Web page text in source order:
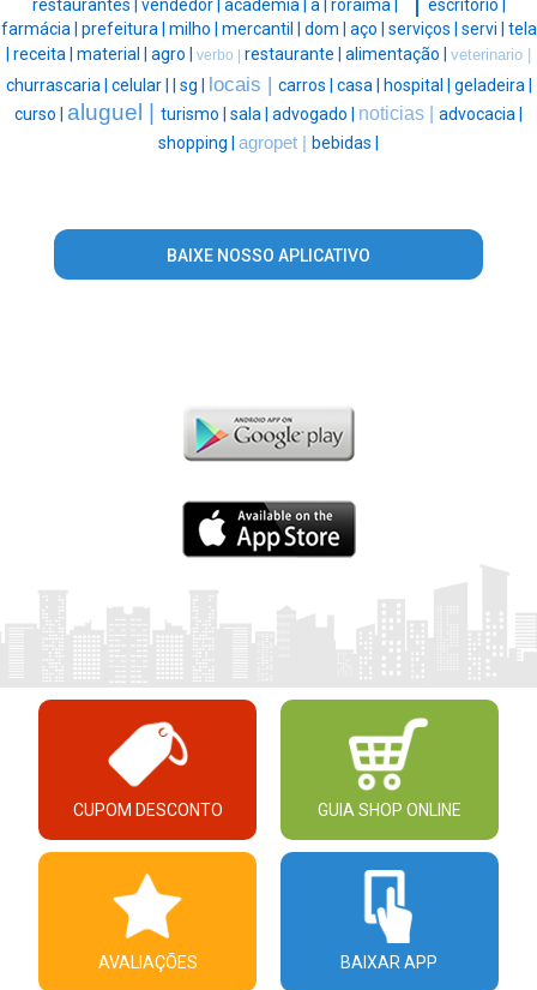
restaurantes | vendedor | academia | a | roraima |
escritorio |
farmácia | prefeitura | milho | mercantil | dom | aço | serviços | servi | tela
| receita | material | agro | verbo | restaurante | alimentação | veterinario |
churrascaria | celular | | sg | locais | carros | casa | hospital | geladeira |
curso | aluguel | turismo | sala | advogado | noticias | advocacia |
shopping | agropet | bebidas |
BAIXE NOSSO APLICATIVO
CUPOM DESCONTO GUIA SHOP ONLINE
AVALIAÇÕES BAIXAR APP